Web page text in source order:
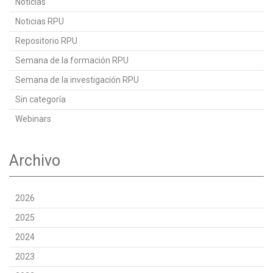
Noticias RPU
Repositorio RPU
Semana de la formación RPU
Semana de la investigación RPU
Sin categoría
Webinars
Archivo
2026
2025
2024
2023